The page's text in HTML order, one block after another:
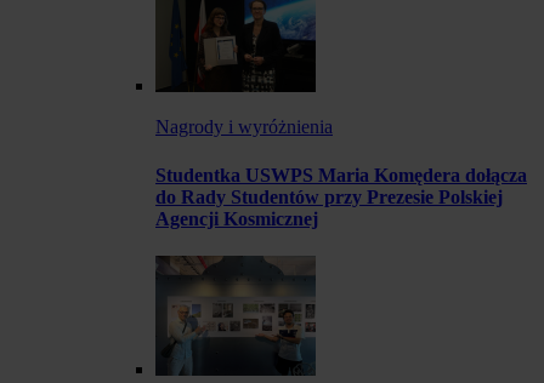
Nagrody i wyróżnienia
Studentka USWPS Maria Komędera dołącza
do Rady Studentów przy Prezesie Polskiej
Agencji Kosmicznej